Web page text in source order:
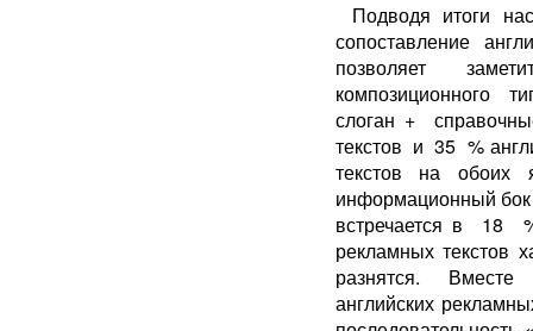
Подводя итоги
сопоставление
позволяет
композиционного
слоган +
текстов и 35 %
текстов на
информационный
встречается в 18
рекламных текстов
разнятся. Вместе
английских